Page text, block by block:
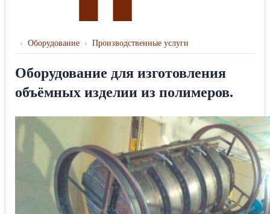
› Оборудование › Производственные услуги
Оборудование для изготовления
объёмных изделии из полимеров.